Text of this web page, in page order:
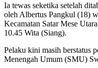
Ia tewas seketika setelah
oleh Albertus Pangkul (18)
Kecamatan Satar Mese
10.45 Wita (Siang).
Pelaku kini masih berstatus
Menengah Umum (SMU)